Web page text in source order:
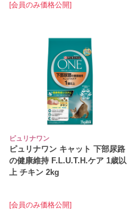
[会員のみ価格公開]
ピュリナワン
ピュリナワン キャット 下部尿路
の健康維持 F.L.U.T.H.ケア 1歳以
上 チキン 2kg
[会員のみ価格公開]